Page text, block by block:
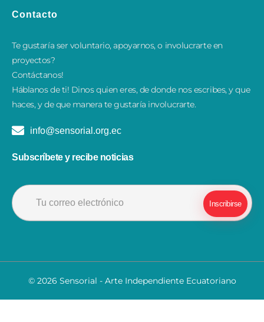
Contacto
Te gustaría ser voluntario, apoyarnos, o involucrarte en
proyectos?
Contáctanos!
​Háblanos de ti! Dinos quien eres, de donde nos escribes, y que
haces, y de que manera te gustaría involucrarte.
info@sensorial.org.ec
Subscríbete y recibe noticias
© 2026 Sensorial - Arte Independiente Ecuatoriano